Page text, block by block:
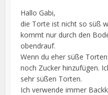
Hallo Gabi,
die Torte ist nicht so süß
kommt nur durch den
obendrauf.
Wenn du eher süße
noch Zucker hinzufügen.
sehr süßen Torten.
Ich verwende immer